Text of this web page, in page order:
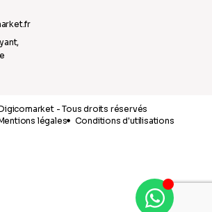
- Tous droits réservés
légales Conditions d'utilisations